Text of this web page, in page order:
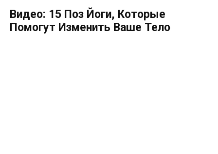
Видео: 15 Поз Йоги, Которые
Помогут Изменить Ваше Тело